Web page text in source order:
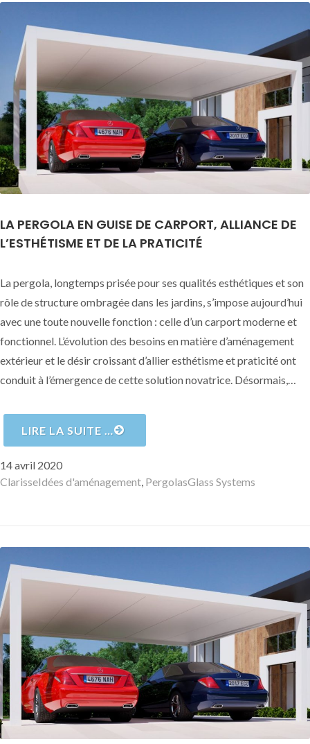
LA PERGOLA EN GUISE DE CARPORT, ALLIANCE DE
L’ESTHÉTISME ET DE LA PRATICITÉ
La pergola, longtemps prisée pour ses qualités esthétiques et son
rôle de structure ombragée dans les jardins, s’impose aujourd’hui
avec une toute nouvelle fonction : celle d’un carport moderne et
fonctionnel. L’évolution des besoins en matière d’aménagement
extérieur et le désir croissant d’allier esthétisme et praticité ont
conduit à l’émergence de cette solution novatrice. Désormais,…
LIRE LA SUITE …
Publié
le
14 avril 2020
Auteur
ClarisseCatégories
Idées d'aménagement PergolasMots-
Glass Systems